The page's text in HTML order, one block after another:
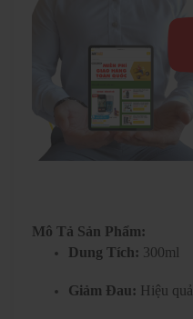
Mô Tả Sản Phẩm:
Dung Tích: 300ml
Giảm Đau: Hiệu quả